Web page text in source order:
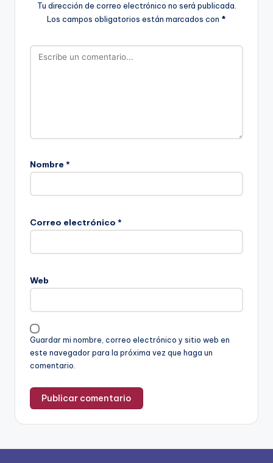
Tu dirección de correo electrónico no será publicada.
Los campos obligatorios están marcados con *
Nombre *
Correo electrónico *
Web
Guardar mi nombre, correo electrónico y sitio web en
este navegador para la próxima vez que haga un
comentario.